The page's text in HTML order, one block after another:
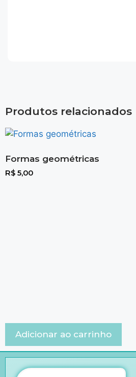
Produtos relacionados
Formas geométricas
R$ 5,00
Adicionar ao carrinho